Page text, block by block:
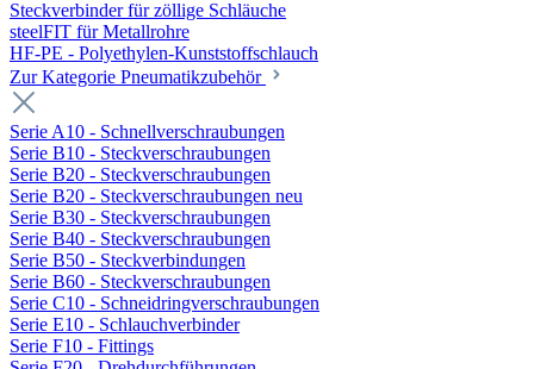
Steckverbinder für zöllige Schläuche
steelFIT für Metallrohre
HF-PE - Polyethylen-Kunststoffschlauch
Zur Kategorie Pneumatikzubehör
Serie A10 - Schnellverschraubungen
Serie B10 - Steckverschraubungen
Serie B20 - Steckverschraubungen
Serie B20 - Steckverschraubungen neu
Serie B30 - Steckverschraubungen
Serie B40 - Steckverschraubungen
Serie B50 - Steckverbindungen
Serie B60 - Steckverschraubungen
Serie C10 - Schneidringverschraubungen
Serie E10 - Schlauchverbinder
Serie F10 - Fittings